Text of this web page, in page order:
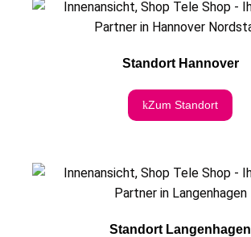
Standort Hannover
Zum Standort
Standort Langenhagen